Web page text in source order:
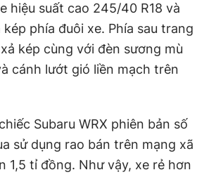
hiệu suất cao 245/40 R18 và
phía đuôi xe. Phía sau trang
kép cùng với đèn sương mù
cánh lướt gió liền mạch trên
Subaru WRX phiên bản số
sử dụng rao bán trên mạng xã
1,5 tỉ đồng. Như vậy, xe rẻ hơn